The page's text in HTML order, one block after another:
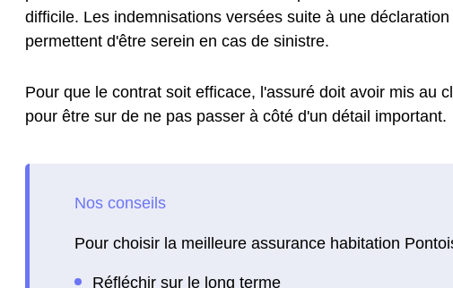
difficile. Les indemnisations versées suite à une
permettent d'être serein en cas de sinistre.
Pour que le contrat soit efficace, l'assuré doit avoir mis au
pour être sur de ne pas passer à côté d'un détail important.
Pour choisir la meilleure assurance habitation